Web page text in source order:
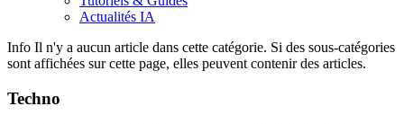
Actualités IA
Info Il n'y a aucun article dans cette catégorie. Si des sous-catégories
sont affichées sur cette page, elles peuvent contenir des articles.
Techno